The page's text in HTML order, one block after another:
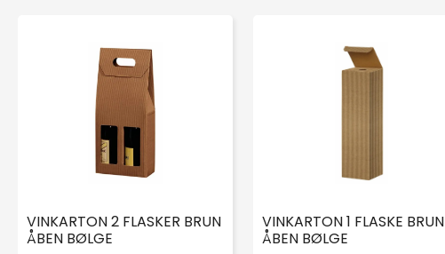
VINKARTON 2 FLASKER BRUN
ÅBEN BØLGE
VINKARTON 1 FLASKE BRUN
ÅBEN BØLGE